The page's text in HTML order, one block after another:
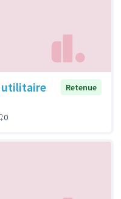
utilitaire
Retenue
0